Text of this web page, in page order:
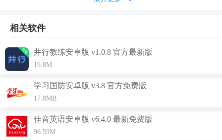
1.能够由班主统计每日的生产记录，时刻反馈生产数据，高效
记录，云端同步更新统计的数据；
2.线上查看综合效率，知晓每日的生产效率，实时监控生产现
场的状态，进行无纸化办公；
的设备信息，便于快速维修设备；
相关软件
井行教练安卓版 v1.0.8 官方最新版
19.8M
学习国防安卓版 v3.8 官方免费版
17.8MB
佳音英语安卓版 v6.4.0 最新免费版
96.59M